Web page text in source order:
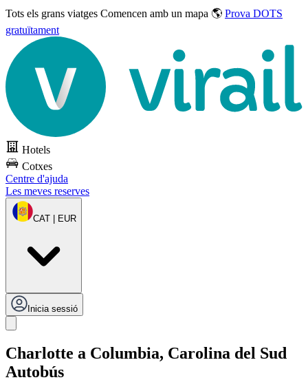
Tots els grans viatges Comencen amb un mapa 🌎 Prova DOTS
gratuïtament
Hotels
Cotxes
Centre d'ajuda
Les meves reserves
CAT | EUR
Inicia sessió
Charlotte a Columbia, Carolina del Sud
Autobús